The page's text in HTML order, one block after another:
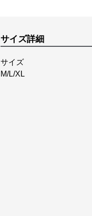
サイズ詳細
サイズ
M/L/XL